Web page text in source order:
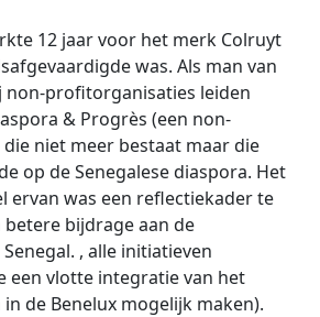
12 jaar voor het merk Colruyt
was. Als man van
non-profitorganisaties leiden
& Progrès (een non-
niet meer bestaat maar die
op de Senegalese diaspora. Het
ervan was een reflectiekader te
bijdrage aan de
, alle initiatieven
een vlotte integratie van het
in de Benelux mogelijk maken).